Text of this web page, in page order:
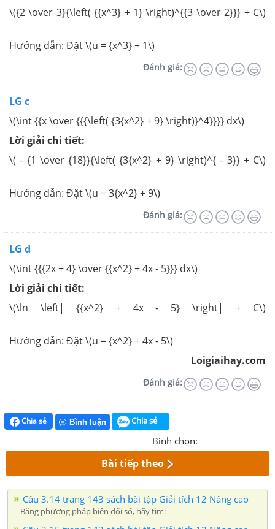
\({2 \over 3}{\left( {{x^3} + 1} \right)^{{3 \over 2}}} + C\)
Hướng dẫn: Đặt \(u = {x^3} + 1\)
Đánh giá:
LG c
\(\int {{x \over {{{\left( {3{x^2} + 9} \right)}^4}}}} dx\)
Lời giải chi tiết:
\( - {1 \over {18}}{\left( {3{x^2} + 9} \right)^{ - 3}} + C\)
Hướng dẫn: Đặt \(u = 3{x^2} + 9\)
Đánh giá:
LG d
\(\int {{{2x + 4} \over {{x^2} + 4x - 5}}} dx\)
Lời giải chi tiết:
\(\ln \left| {{x^2} + 4x - 5} \right| + C\)
Hướng dẫn: Đặt \(u = {x^2} + 4x - 5\)
Loigiaihay.com
Đánh giá:
Chia sẻ Bình luận Chia sẻ
Bình chọn:
Bài tiếp theo
Câu 3.14 trang 143 sách bài tập Giải tích 12 Nâng cao
Bằng phương pháp biến đổi số, hãy tìm: